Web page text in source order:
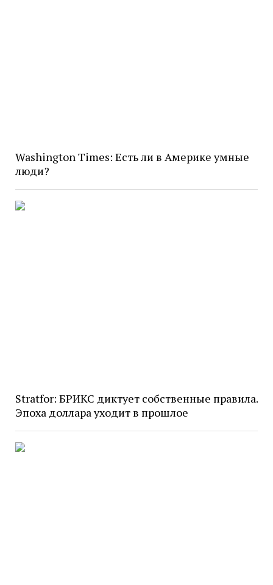
Washington Times: Есть ли в Америке умные
люди?
Stratfor: БРИКС диктует собственные правила.
Эпоха доллара уходит в прошлое